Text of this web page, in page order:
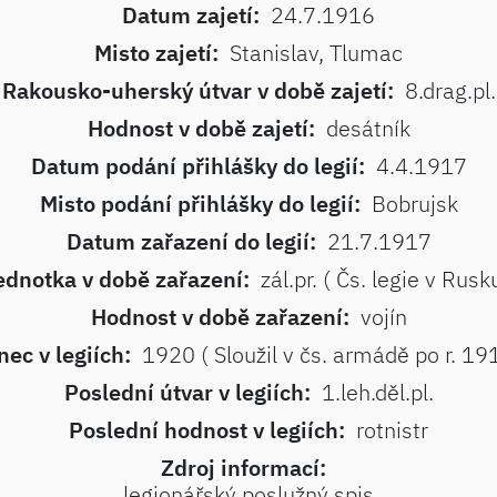
Datum zajetí: 24.7.1916
Misto zajetí: Stanislav, Tlumac
Rakousko-uherský útvar v době zajetí: 8.drag.pl.
Hodnost v době zajetí: desátník
Datum podání přihlášky do legií: 4.4.1917
Misto podání přihlášky do legií: Bobrujsk
Datum zařazení do legií: 21.7.1917
v době zařazení: zál.pr. ( Čs. legie v
Hodnost v době zařazení: vojín
v legiích: 1920 ( Sloužil v čs. armádě po r.
Poslední útvar v legiích: 1.leh.děl.pl.
Poslední hodnost v legiích: rotnistr
Zdroj informací: